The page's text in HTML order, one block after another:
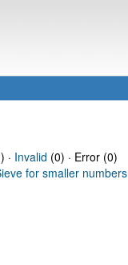
· Invalid (0) · Error (0)
for smaller numbers